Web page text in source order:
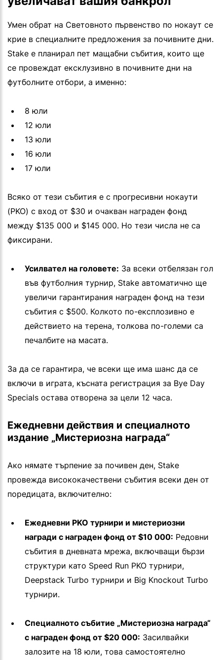
Умен обрат на Световното първенство по нокаут се
крие в специалните предложения за почивните дни.
Stake е планирал пет мащабни събития, които ще
се провеждат ексклузивно в почивните дни на
футболните отбори, а именно:
8 юли
12 юли
13 юли
16 юли
17 юли
Всяко от тези събития е с прогресивни нокаути
(PKO) с вход от $30 и очакван награден фонд
между $135 000 и $145 000. Но тези числа не са
фиксирани.
Усилвател на головете: За всеки отбелязан гол
във футболния турнир, Stake автоматично ще
увеличи гарантирания награден фонд на тези
събития с $500. Колкото по-експлозивно е
действието на терена, толкова по-големи са
печалбите на масата.
За да се гарантира, че всеки ще има шанс да се
включи в играта, късната регистрация за Bye Day
Specials остава отворена за цели 12 часа.
Ежедневни действия и специалното
издание „Мистериозна награда“
Ако нямате търпение за почивен ден, Stake
провежда висококачествени събития всеки ден от
поредицата, включително:
Ежедневни PKO турнири и мистериозни
награди с награден фонд от $10 000: Редовни
събития в дневната мрежа, включващи бързи
структури като Speed Run PKO турнири,
Deepstack Turbo турнири и Big Knockout Turbo
турнири.
Специалното събитие „Мистериозна награда“
с награден фонд от $20 000: Засилвайки
залозите на 18 юли, това самостоятелно